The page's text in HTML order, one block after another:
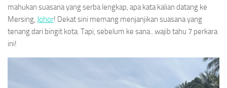
mahukan suasana yang serba lengkap, apa kata kalian datang ke
Mersing, Johor! Dekat sini memang menjanjikan suasana yang
tenang dari bingit kota. Tapi, sebelum ke sana.. wajib tahu 7 perkara
ini!